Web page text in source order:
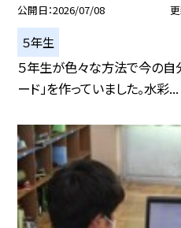
公開日 2026/07/08
５年生
５年生が色々な方法で今の自
ード」を作っていました。水彩...